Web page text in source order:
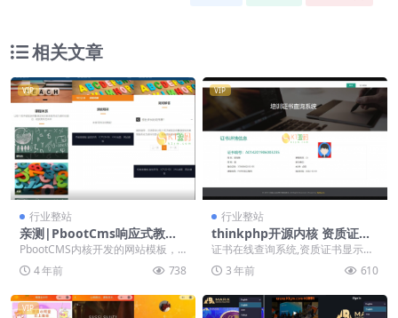
相关文章
VIP
行业整站
亲测|PbootCms响应式教育
培训集团网站模板源码下载
PbootCMS内核开发的网站模板，
该模板适用于教育培训网站、培训
机构网站等企业...
4 年前 738
VIP
行业整站
thinkphp开源内核 资质证书
网站源码 证书在线查询系统源
码 自适应手机端
证书在线查询系统,资质证书显示网
站源码,证书查询自适应手机端 新鲜
打包的证书在线...
3 年前 610
VIP